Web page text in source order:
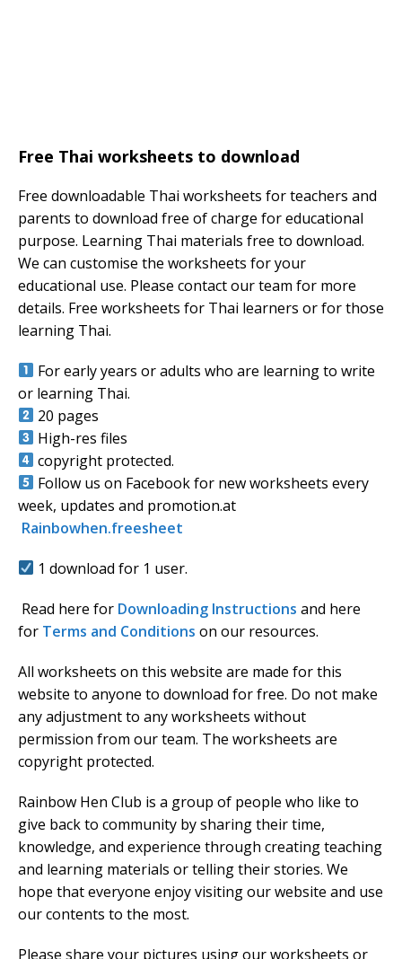
Free Thai worksheets to download
Free downloadable Thai worksheets for teachers and
parents to download free of charge for educational
purpose. Learning Thai materials free to download.
We can customise the worksheets for your
educational use. Please contact our team for more
details. Free worksheets for Thai learners or for those
learning Thai.
For early years or adults who are learning to write
or learning Thai.
20 pages
High-res files
copyright protected.
Follow us on Facebook for new worksheets every
week, updates and promotion.at
Rainbowhen.freesheet
1 download for 1 user.
Read here for Downloading Instructions and here
for Terms and Conditions on our resources.
All worksheets on this website are made for this
website to anyone to download for free. Do not make
any adjustment to any worksheets without
permission from our team. The worksheets are
copyright protected.
Rainbow Hen Club is a group of people who like to
give back to community by sharing their time,
knowledge, and experience through creating teaching
and learning materials or telling their stories. We
hope that everyone enjoy visiting our website and use
our contents to the most.
Please share your pictures using our worksheets or